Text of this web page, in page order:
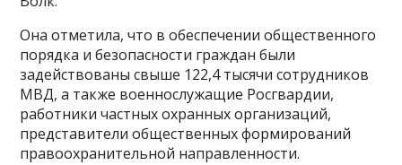
Она отметила, что в обеспечении общественного
порядка и безопасности граждан были
задействованы свыше 122,4 тысячи сотрудников
МВД, а также военнослужащие Росгвардии,
работники частных охранных организаций,
представители общественных формирований
правоохранительной направленности.